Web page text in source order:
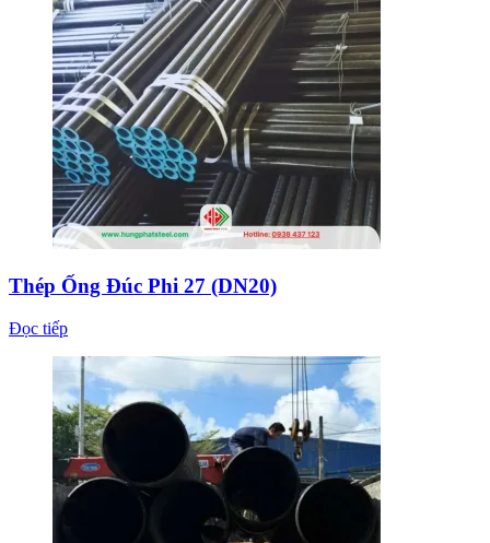
Thép Ống Đúc Phi 27 (DN20)
Đọc tiếp